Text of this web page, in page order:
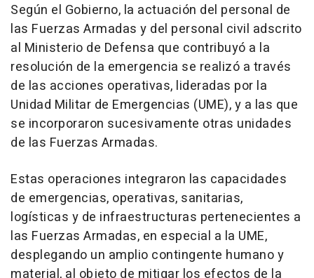
Según el Gobierno, la actuación del personal de
las Fuerzas Armadas y del personal civil adscrito
al Ministerio de Defensa que contribuyó a la
resolución de la emergencia se realizó a través
de las acciones operativas, lideradas por la
Unidad Militar de Emergencias (UME), y a las que
se incorporaron sucesivamente otras unidades
de las Fuerzas Armadas.
Estas operaciones integraron las capacidades
de emergencias, operativas, sanitarias,
logísticas y de infraestructuras pertenecientes a
las Fuerzas Armadas, en especial a la UME,
desplegando un amplio contingente humano y